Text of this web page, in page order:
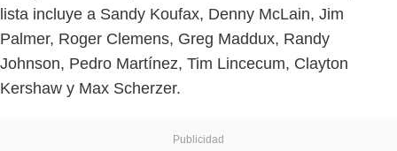
lista incluye a Sandy Koufax, Denny McLain, Jim
Palmer, Roger Clemens, Greg Maddux, Randy
Johnson, Pedro Martínez, Tim Lincecum, Clayton
Kershaw y Max Scherzer.